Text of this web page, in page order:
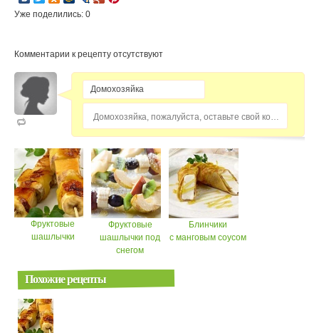
Уже поделились: 0
Комментарии к рецепту отсутствуют
Фруктовые
шашлычки
Фруктовые
шашлычки под
снегом
Блинчики
с манговым соусом
Похожие рецепты